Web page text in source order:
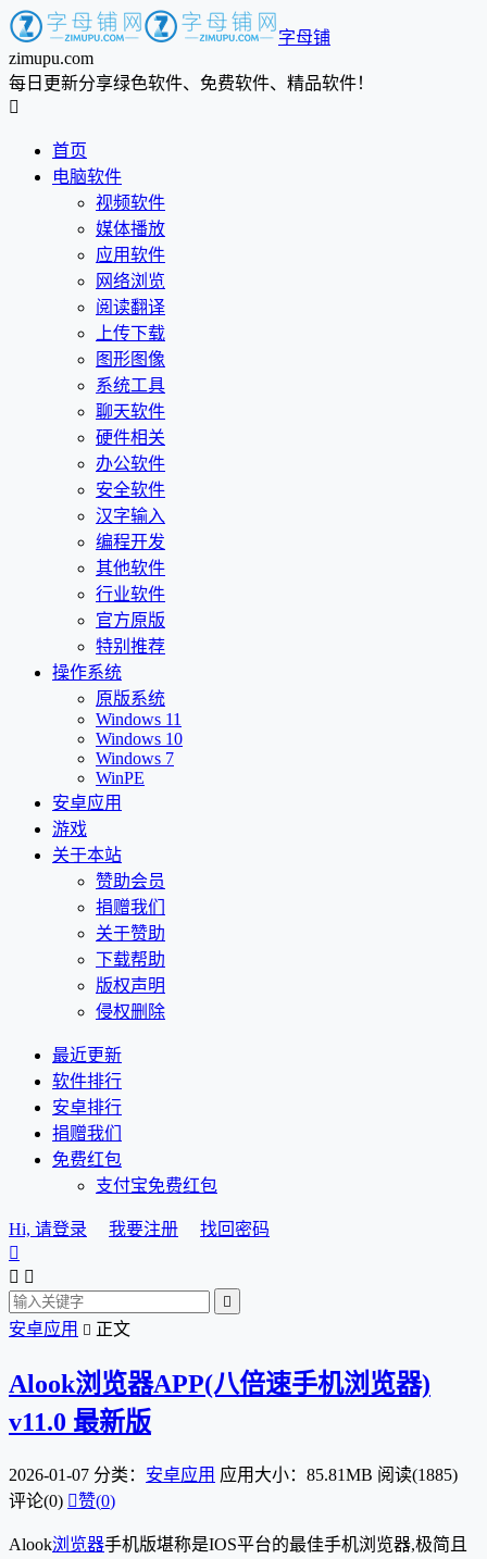
字母铺
zimupu.com
每日更新分享绿色软件、免费软件、精品软件！

首页
电脑软件
视频软件
媒体播放
应用软件
网络浏览
阅读翻译
上传下载
图形图像
系统工具
聊天软件
硬件相关
办公软件
安全软件
汉字输入
编程开发
其他软件
行业软件
官方原版
特别推荐
操作系统
原版系统
Windows 11
Windows 10
Windows 7
WinPE
安卓应用
游戏
关于本站
赞助会员
捐赠我们
关于赞助
下载帮助
版权声明
侵权删除
最近更新
软件排行
安卓排行
捐赠我们
免费红包
支付宝免费红包
Hi, 请登录 我要注册
找回密码

 

安卓应用  正文
Alook浏览器APP(八倍速手机浏览器)
v11.0 最新版
2026-01-07 分类： 安卓应用 应用大小：85.81MB 阅读(1885)
评论(0) 赞(0)
Alook浏览器手机版堪称是IOS平台的最佳手机浏览器,极简且